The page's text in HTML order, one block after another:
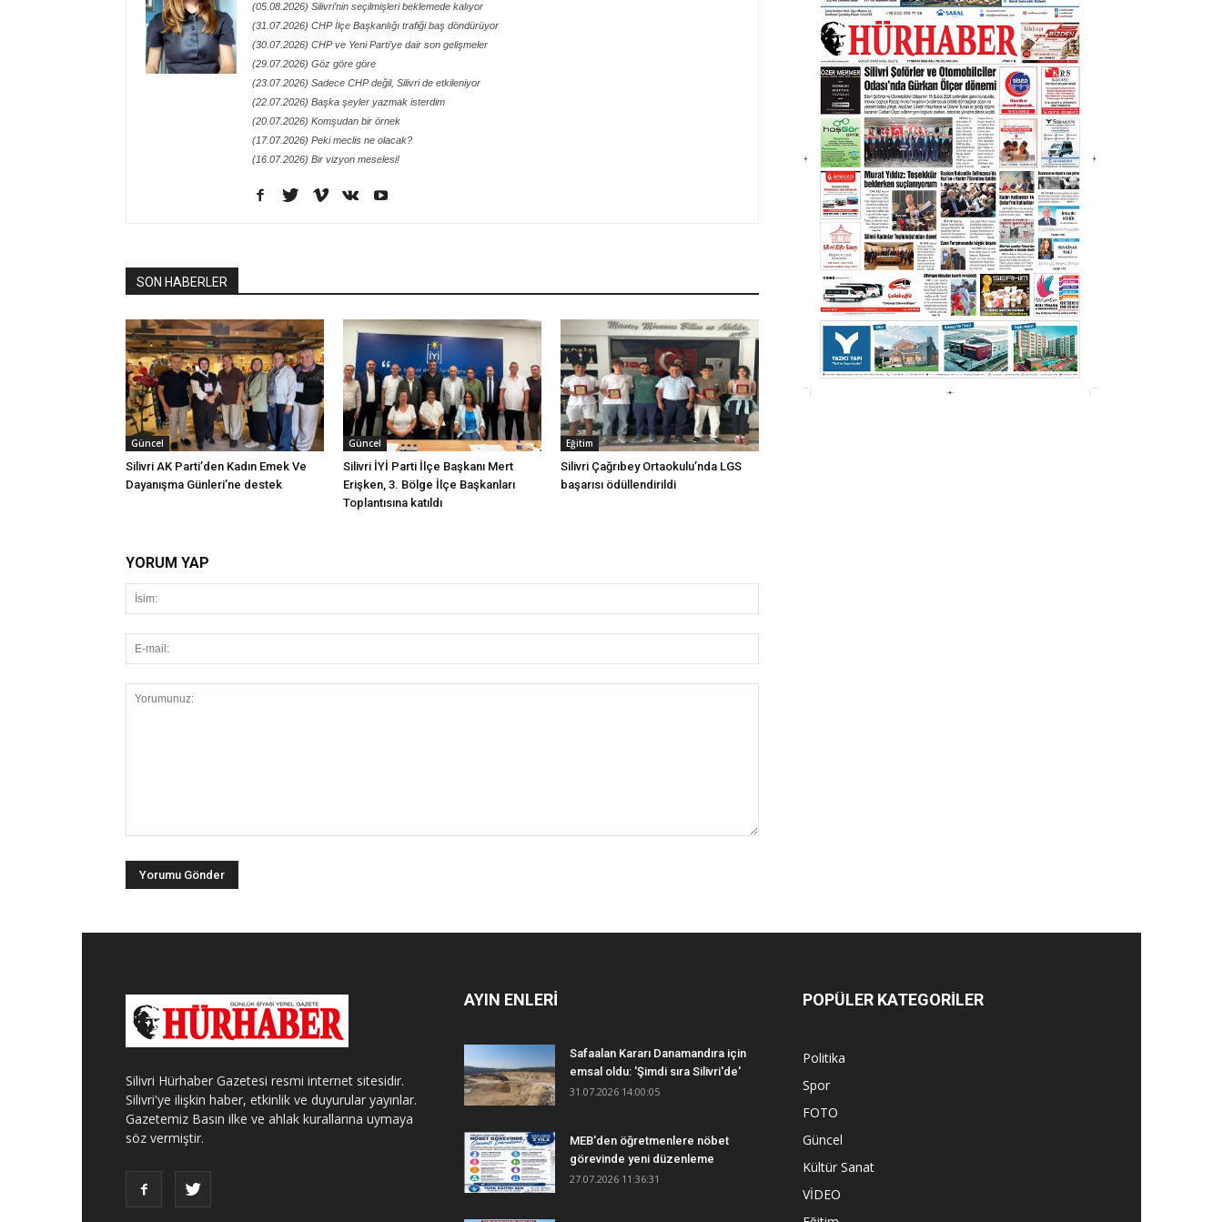
(05.08.2026) Silivri’nin seçilmişleri beklemede kalıyor
(31.07.2026) CHP İlçe Başkanlığı trafiği baş döndürüyor
(30.07.2026) CHP ve Yeni Parti’ye dair son gelişmeler
(29.07.2026) Göz göre göre
(23.07.2026) Sadece CHP değil, Silivri de etkileniyor
(22.07.2026) Başka şeyler yazmak isterdim
(20.07.2026) Komşudan bir örnek
(17.07.2026) Peki meclis ne olacak?
(16.07.2026) Bir vizyon meselesi!
SON HABERLER
Güncel
Silivri AK Parti’den Kadın Emek Ve
Dayanışma Günleri’ne destek
Güncel
Silivri İYİ Parti İlçe Başkanı Mert
Erişken, 3. Bölge İlçe Başkanları
Toplantısına katıldı
Eğitim
Silivri Çağrıbey Ortaokulu’nda LGS
başarısı ödüllendirildi
YORUM YAP
Silivri Hürhaber Gazetesi resmi internet sitesidir.
Silivri'ye ilişkin haber, etkinlik ve duyurular yayınlar.
Gazetemiz Basın ilke ve ahlak kurallarına uymaya
söz vermiştir.
AYIN ENLERİ
Safaalan Kararı Danamandıra için
emsal oldu: 'Şimdi sıra Silivri'de'
31.07.2026 14:00:05
MEB'den öğretmenlere nöbet
görevinde yeni düzenleme
27.07.2026 11:36:31
POPÜLER KATEGORİLER
Politika
Spor
FOTO
Güncel
Kültür Sanat
VİDEO